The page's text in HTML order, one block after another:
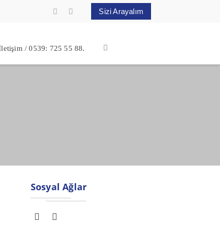
Sizi Arayalım
/ 0539: 725 55 88.
Sosyal Ağlar